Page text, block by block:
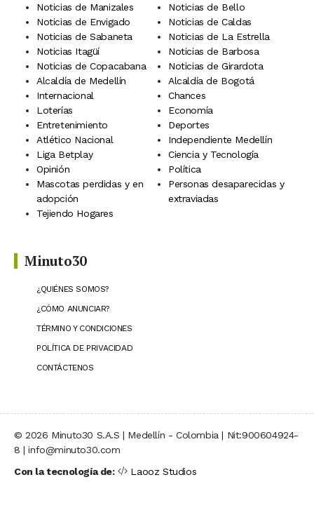
Noticias de Manizales
Noticias de Bello
Noticias de Envigado
Noticias de Caldas
Noticias de Sabaneta
Noticias de La Estrella
Noticias Itagüí
Noticias de Barbosa
Noticias de Copacabana
Noticias de Girardota
Alcaldía de Medellín
Alcaldía de Bogotá
Internacional
Chances
Loterías
Economía
Entretenimiento
Deportes
Atlético Nacional
Independiente Medellín
Liga Betplay
Ciencia y Tecnología
Opinión
Política
Mascotas perdidas y en
adopción
Personas desaparecidas y
extraviadas
Tejiendo Hogares
Minuto30
¿QUIÉNES SOMOS?
¿CÓMO ANUNCIAR?
TÉRMINO Y CONDICIONES
POLÍTICA DE PRIVACIDAD
CONTÁCTENOS
© 2026 Minuto30 S.A.S | Medellín - Colombia | Nit:900604924-
8 | info@minuto30.com
Con la tecnología de:
Laooz Studios